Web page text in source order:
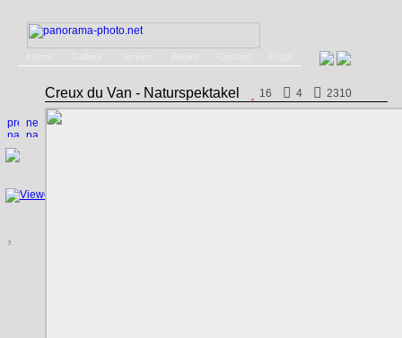
Creux du Van - Naturspektakel 16 4 2310